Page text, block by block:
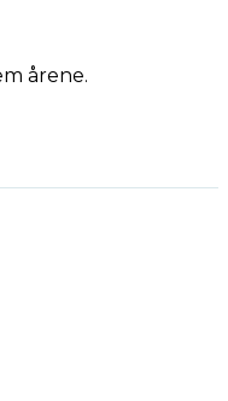
årene.